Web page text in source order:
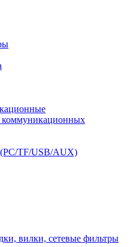
коммуникационных
(PC/TF/USB/AUX)
вилки, сетевые фильтры